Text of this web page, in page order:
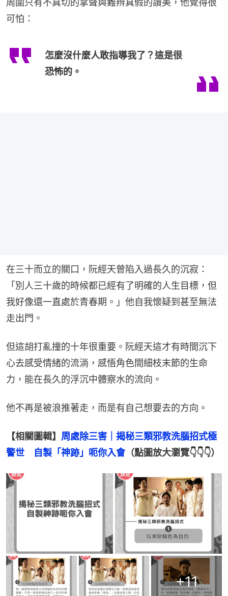
周圍只有不真切的掌聲與難辨真假的讚美，他覺得很
可怕：
怎麼沒什麼人敢指導我了？這是很
恐怖的。
在三十而立的關口，阮經天曾陷入過長久的沉寂：
「別人三十歲的時候都已經有了明確的人生目標，但
我好像還一直處於青春期。」他自我懷疑到甚至無法
走出門。
但這胡打亂撞的十年很重要。阮經天這才有時間沉下
心去感受情緒的流淌，感悟角色間細枝末節的生命
力，能在長久的浮沉中體察水的流向。
他不再是被浪推著走，而是有自己想要去的方向。
【相關圖輯】 周處除三害｜揭秘三類邪教洗腦招式極
警世　自製「神跡」呃你入會（點圖放大瀏覽👇👇👇）
+11